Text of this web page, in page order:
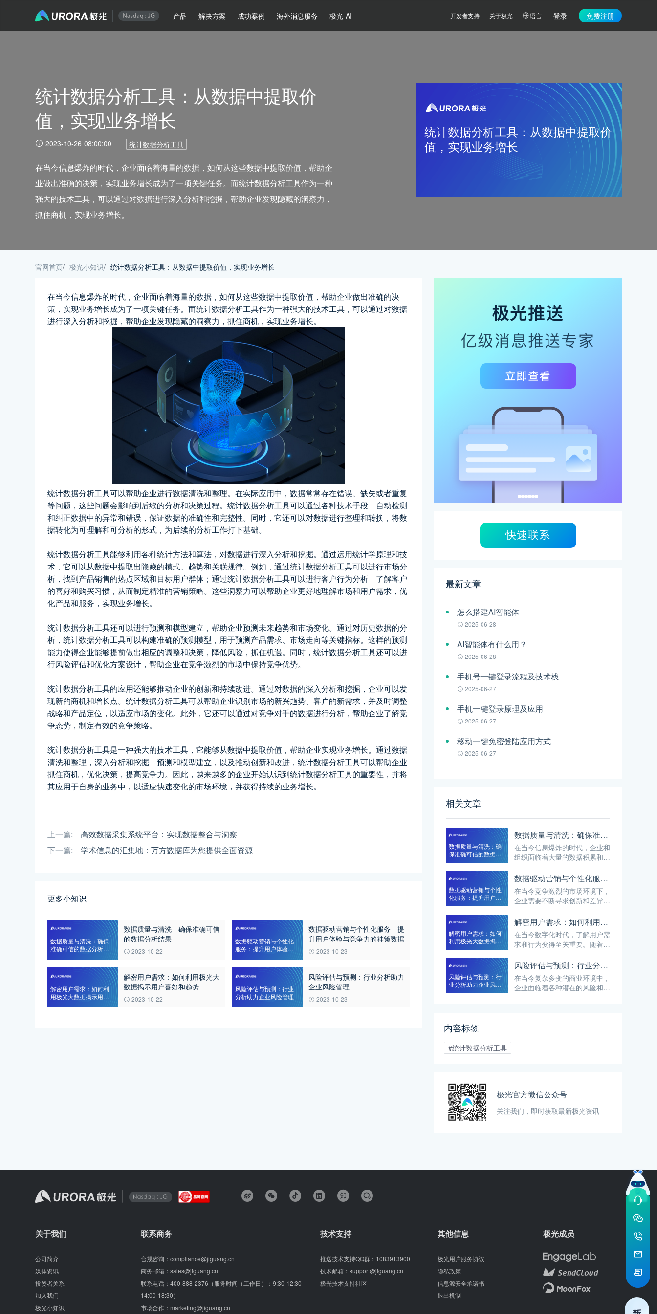
产品 解决方案 成功案例 海外消息服务 极光 AI 开发者支持 关于极光 语言 登录 免费注册
统计数据分析工具：从数据中提取价
值，实现业务增长
2023-10-26 08:00:00 统计数据分析工具
在当今信息爆炸的时代，企业面临着海量的数据，如何从这些数据中提取价值，帮助企
业做出准确的决策，实现业务增长成为了一项关键任务。而统计数据分析工具作为一种
强大的技术工具，可以通过对数据进行深入分析和挖掘，帮助企业发现隐藏的洞察力，
抓住商机，实现业务增长。
统计数据分析工具：从数据中提取价
值，实现业务增长
官网首页/ 极光小知识/ 统计数据分析工具：从数据中提取价值，实现业务增长
在当今信息爆炸的时代，企业面临着海量的数据，如何从这些数据中提取价值，帮助企业做出准确的决
策，实现业务增长成为了一项关键任务。而统计数据分析工具作为一种强大的技术工具，可以通过对数据
进行深入分析和挖掘，帮助企业发现隐藏的洞察力，抓住商机，实现业务增长。
统计数据分析工具可以帮助企业进行数据清洗和整理。在实际应用中，数据常常存在错误、缺失或者重复
等问题，这些问题会影响到后续的分析和决策过程。统计数据分析工具可以通过各种技术手段，自动检测
和纠正数据中的异常和错误，保证数据的准确性和完整性。同时，它还可以对数据进行整理和转换，将数
据转化为可理解和可分析的形式，为后续的分析工作打下基础。
统计数据分析工具能够利用各种统计方法和算法，对数据进行深入分析和挖掘。通过运用统计学原理和技
术，它可以从数据中提取出隐藏的模式、趋势和关联规律。例如，通过统计数据分析工具可以进行市场分
析，找到产品销售的热点区域和目标用户群体；通过统计数据分析工具可以进行客户行为分析，了解客户
的喜好和购买习惯，从而制定精准的营销策略。这些洞察力可以帮助企业更好地理解市场和用户需求，优
化产品和服务，实现业务增长。
统计数据分析工具还可以进行预测和模型建立，帮助企业预测未来趋势和市场变化。通过对历史数据的分
析，统计数据分析工具可以构建准确的预测模型，用于预测产品需求、市场走向等关键指标。这样的预测
能力使得企业能够提前做出相应的调整和决策，降低风险，抓住机遇。同时，统计数据分析工具还可以进
行风险评估和优化方案设计，帮助企业在竞争激烈的市场中保持竞争优势。
统计数据分析工具的应用还能够推动企业的创新和持续改进。通过对数据的深入分析和挖掘，企业可以发
现新的商机和增长点。统计数据分析工具可以帮助企业识别市场的新兴趋势、客户的新需求，并及时调整
战略和产品定位，以适应市场的变化。此外，它还可以通过对竞争对手的数据进行分析，帮助企业了解竞
争态势，制定有效的竞争策略。
统计数据分析工具是一种强大的技术工具，它能够从数据中提取价值，帮助企业实现业务增长。通过数据
清洗和整理，深入分析和挖掘，预测和模型建立，以及推动创新和改进，统计数据分析工具可以帮助企业
抓住商机，优化决策，提高竞争力。因此，越来越多的企业开始认识到统计数据分析工具的重要性，并将
其应用于自身的业务中，以适应快速变化的市场环境，并获得持续的业务增长。
上一篇:
高效数据采集系统平台：实现数据整合与洞察
下一篇:
学术信息的汇集地：万方数据库为您提供全面资源
更多小知识
数据质量与清洗：确保
准确可信的数据分析结
数据质量与清洗：确保准确可信
的数据分析结果
2023-10-22
数据驱动营销与个性化
服务：提升用户体验与
数据驱动营销与个性化服务：提
升用户体验与竞争力的神策数据
2023-10-23
解密用户需求：如何利
用极光大数据揭示用户
解密用户需求：如何利用极光大
数据揭示用户喜好和趋势
2023-10-22
风险评估与预测：行业
分析助力企业风险管理
风险评估与预测：行业分析助力
企业风险管理
2023-10-23
快速联系
最新文章
怎么搭建AI智能体
2025-06-28
AI智能体有什么用？
2025-06-28
手机号一键登录流程及技术栈
2025-06-27
手机一键登录原理及应用
2025-06-27
移动一键免密登陆应用方式
2025-06-27
相关文章
数据质量与清洗：确
保准确可信的数据分
析结果
数据质量与清洗：确保准确可信的数据分析结果
在当今信息爆炸的时代，企业和
组织面临着大量的数据积累和处
获得有价值的洞见和决策支持，
数据质量是至关重要的因素。数
据质量不佳会导致错误的分析结
论和误导性的决策。
数据驱动营销与个性
化服务：提升用户体
验与竞争力的神策数
据
数据驱动营销与个性化服务：提升用户体验与竞争力的神策数据
在当今竞争激烈的市场环境下，
企业需要不断寻求创新和差异化
和个性化服务已经成为许多企业
实现这一目标的关键策略。神策
数据作为一种强大的数据分析工
具，可以帮助企业通过数据洞察
争力。
解密用户需求：如何
利用极光大数据揭示
用户喜好和趋势
解密用户需求：如何利用极光大数据揭示用户喜好和趋势
在当今数字化时代，了解用户需
求和行为变得至关重要。随着互
展，用户产生的数据呈指数级增
长。这些海量的数据蕴含着宝贵
的信息，可以帮助企业洞察用户
喜好和趋势，从而更好地满足他
风险评估与预测：行
业分析助力企业风险
管理
风险评估与预测：行业分析助力企业风险管理
在当今复杂多变的商业环境中，
企业面临着各种潜在的风险和挑
内容标签
#统计数据分析工具
极光官方微信公众号
关注我们，即时获取最新极光资讯
关于我们
公司简介
媒体资讯
投资者关系
加入我们
极光小知识
联系商务
合规咨询： compliance@jiguang.cn
商务邮箱： sales@jiguang.cn
联系电话： 400-888-2376（服务时间（工作日）：9:30-12:30
14:00-18:30）
市场合作： marketing@jiguang.cn
技术支持
推送技术支持QQ群： 1083913900
技术邮箱： support@jiguang.cn
极光技术支持社区
其他信息
极光用户服务协议
隐私政策
信息源安全承诺书
退出机制
极光成员